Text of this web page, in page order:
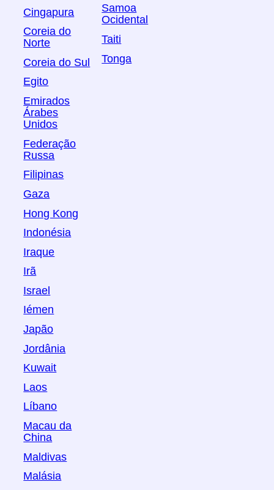
Cingapura
Coreia do
Norte
Coreia do Sul
Egito
Emirados
Árabes
Unidos
Federação
Russa
Filipinas
Gaza
Hong Kong
Indonésia
Iraque
Irã
Israel
Iémen
Japão
Jordânia
Kuwait
Laos
Líbano
Macau da
China
Maldivas
Malásia
Samoa
Ocidental
Taiti
Tonga